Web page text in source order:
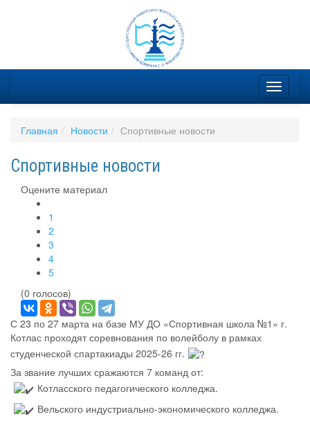
Главная Новости Спортивные новости
Спортивные новости
Оцените материал
1
2
3
4
5
(0 голосов)
С 23 по 27 марта на базе МУ ДО «Спортивная школа №1» г.
Котлас проходят соревнования по волейболу в рамках
студенческой спартакиады 2025-26 гг.
За звание лучших сражаются 7 команд от:
Котласского педагогического колледжа.
Вельского индустриально-экономического колледжа.